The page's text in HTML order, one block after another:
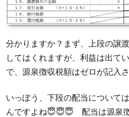
分かりますか？まず、上段の譲
してはくれますが、利益は出て
で、源泉徴収税額はゼロが記入
いっぽう、下段の配当について
んですよね😇😇😇 配当は源泉